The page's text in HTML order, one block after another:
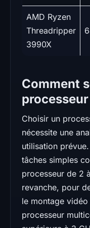
AMD Ryzen
Threadripper
3990X
Comment
Choisir un
nécessite une
utilisation
tâches simples
processeur de 2
revanche, pour
le montage
processeur